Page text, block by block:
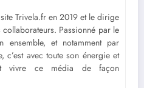
Trivela.fr en 2019 et le dirige
Passionné par le
ensemble, et notamment par
c’est avec toute son énergie et
vivre ce média de façon